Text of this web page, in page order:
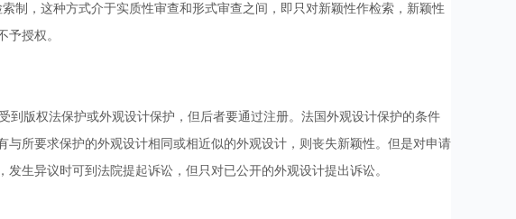
制，这种方式介于实质性审查和形式审查之间，即只对新颖性作检索，新颖性
予授权。
版权法保护或外观设计保护，但后者要通过注册。法国外观设计保护的条件
所要求保护的外观设计相同或相近似的外观设计，则丧失新颖性。但是对申请
生异议时可到法院提起诉讼，但只对已公开的外观设计提出诉讼。